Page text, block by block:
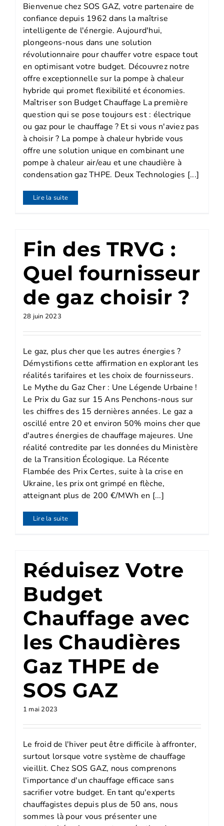
Bienvenue chez SOS GAZ, votre partenaire de
confiance depuis 1962 dans la maîtrise
intelligente de l'énergie. Aujourd'hui,
plongeons-nous dans une solution
révolutionnaire pour chauffer votre espace tout
en optimisant votre budget. Découvrez notre
offre exceptionnelle sur la pompe à chaleur
hybride qui promet flexibilité et économies.
Maîtriser son Budget Chauffage La première
question qui se pose toujours est : électrique
ou gaz pour le chauffage ? Et si vous n'aviez pas
à choisir ? La pompe à chaleur hybride vous
offre une solution unique en combinant une
pompe à chaleur air/eau et une chaudière à
condensation gaz THPE. Deux Technologies [...]
Lire la suite
Fin des TRVG :
Quel fournisseur
de gaz choisir ?
28 juin 2023
Le gaz, plus cher que les autres énergies ?
Démystifions cette affirmation en explorant les
réalités tarifaires et les choix de fournisseurs.
Le Mythe du Gaz Cher : Une Légende Urbaine !
Le Prix du Gaz sur 15 Ans Penchons-nous sur
les chiffres des 15 dernières années. Le gaz a
oscillé entre 20 et environ 50% moins cher que
d'autres énergies de chauffage majeures. Une
réalité contredite par les données du Ministère
de la Transition Écologique. La Récente
Flambée des Prix Certes, suite à la crise en
Ukraine, les prix ont grimpé en flèche,
atteignant plus de 200 €/MWh en [...]
Lire la suite
Réduisez Votre
Budget
Chauffage avec
les Chaudières
Gaz THPE de
SOS GAZ
1 mai 2023
Le froid de l'hiver peut être difficile à affronter,
surtout lorsque votre système de chauffage
vieillit. Chez SOS GAZ, nous comprenons
l'importance d'un chauffage efficace sans
sacrifier votre budget. En tant qu'experts
chauffagistes depuis plus de 50 ans, nous
sommes là pour vous présenter une